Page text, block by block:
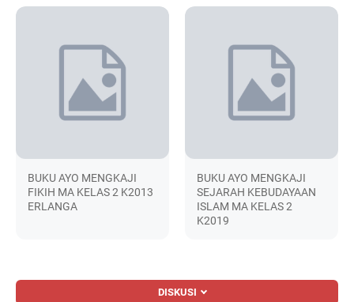
BUKU AYO MENGKAJI
FIKIH MA KELAS 2 K2013
ERLANGA
BUKU AYO MENGKAJI
SEJARAH KEBUDAYAAN
ISLAM MA KELAS 2
K2019
DISKUSI